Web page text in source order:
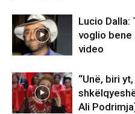
Lucio Dalla:
voglio bene
video
“Unë, biri
Ali